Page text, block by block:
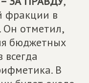
фракции в
. Он отметил,
бюджетных
всегда
В